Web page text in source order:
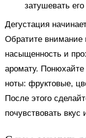
затушевать
Дегустация
Обратите внимание
насыщенность и
аромату. Понюхайте
ноты: фруктовые,
После этого
почувствовать вкус